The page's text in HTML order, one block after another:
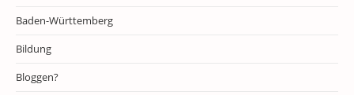
Baden-Württemberg
Bildung
Bloggen?